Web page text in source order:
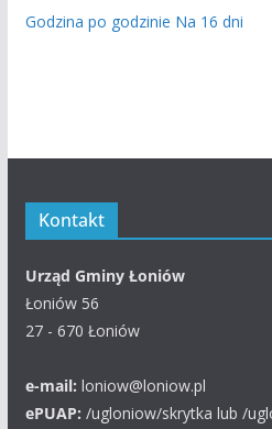
Godzina po godzinie Na 16 dni
Kontakt
Urząd Gminy Łoniów
Łoniów 56
27 - 670 Łoniów
e-mail: loniow@loniow.pl
ePUAP: /ugloniow/skrytka lub /